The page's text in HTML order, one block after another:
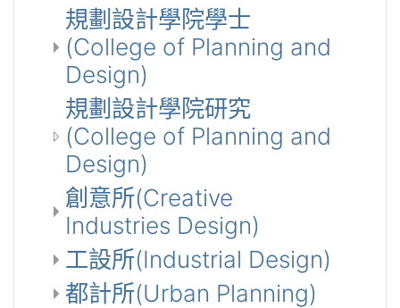
規劃設計學院學士
(College of Planning and
Design)
規劃設計學院研究
(College of Planning and
Design)
創意所(Creative
Industries Design)
工設所(Industrial Design)
都計所(Urban Planning)